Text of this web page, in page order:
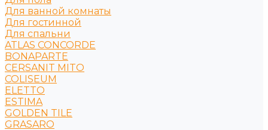
Для ванной комнаты
Для гостинной
Для спальни
ATLAS CONCORDE
BONAPARTE
CERSANIT MITO
COLISEUM
ELETTO
ESTIMA
GOLDEN TILE
GRASARO